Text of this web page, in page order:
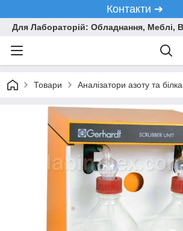
Контакти ➔
Для Лабораторій: Обладнання, Меблі,
Товари Аналізатори азоту та